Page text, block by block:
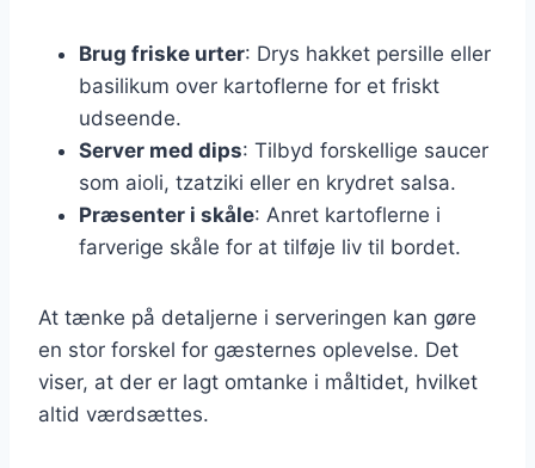
Brug friske urter: Drys hakket persille eller
basilikum over kartoflerne for et friskt
udseende.
Server med dips: Tilbyd forskellige saucer
som aioli, tzatziki eller en krydret salsa.
Præsenter i skåle: Anret kartoflerne i
farverige skåle for at tilføje liv til bordet.
At tænke på detaljerne i serveringen kan gøre
en stor forskel for gæsternes oplevelse. Det
viser, at der er lagt omtanke i måltidet, hvilket
altid værdsættes.